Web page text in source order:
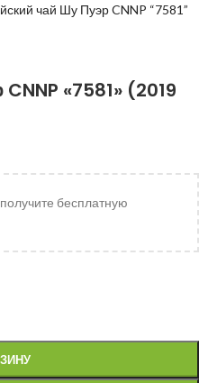
чай Шу Пуэр CNNP “7581”
«7581» (2019
бесплатную